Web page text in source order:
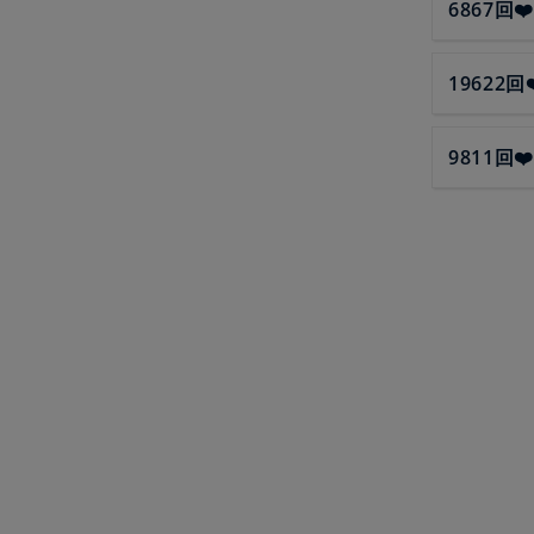
6867回❤️
19622
9811回❤️